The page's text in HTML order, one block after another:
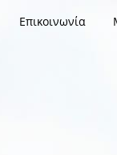
Επικοινωνία